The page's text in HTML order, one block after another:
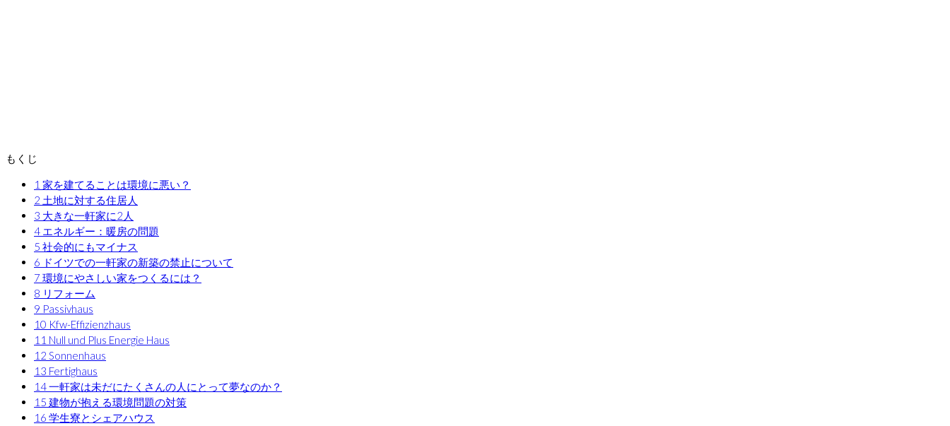
もくじ
1 家を建てることは環境に悪い？
2 土地に対する住居人
3 大きな一軒家に2人
4 エネルギー：暖房の問題
5 社会的にもマイナス
6 ドイツでの一軒家の新築の禁止について
7 環境にやさしい家をつくるには？
8 リフォーム
9 Passivhaus
10 Kfw-Effizienzhaus
11 Null und Plus Energie Haus
12 Sonnenhaus
13 Fertighaus
14一軒家は未だにたくさんの人にとって夢なのか？
15 建物が抱える環境問題の対策
16 学生寮とシェアハウス